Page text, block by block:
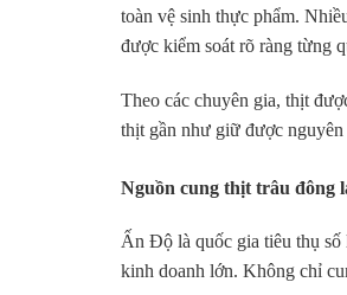
toàn vệ sinh thực phẩm.
được kiểm soát rõ ràng từng
Theo các chuyên gia, thịt
thịt gần như giữ được
Nguồn cung thịt trâu đông
Ấn Độ là quốc gia tiêu thụ
kinh doanh lớn. Không chỉ